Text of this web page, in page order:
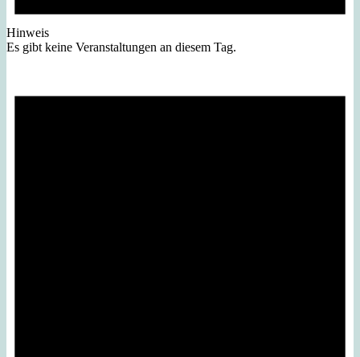
Hinweis
Es gibt keine Veranstaltungen an diesem Tag.